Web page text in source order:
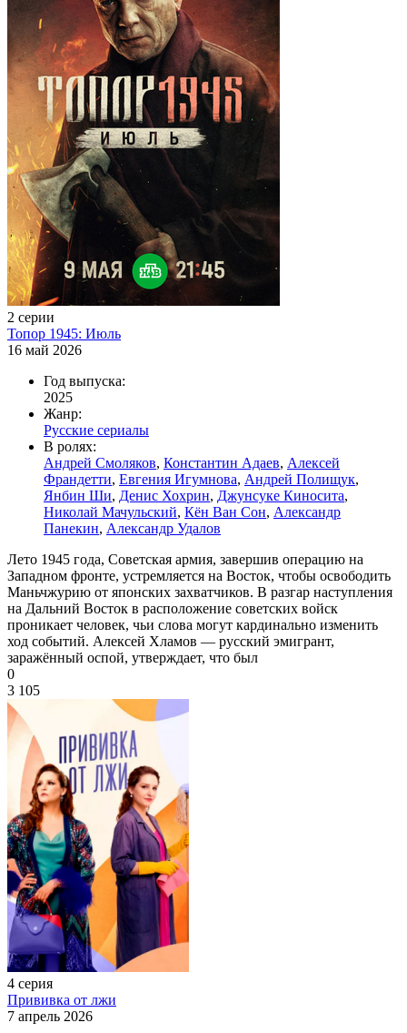
2 серии
Топор 1945: Июль
16 май 2026
Год выпуска:
2025
Жанр:
Русские сериалы
В ролях:
Андрей Смоляков, Константин Адаев, Алексей
Франдетти, Евгения Игумнова, Андрей Полищук,
Янбин Ши, Денис Хохрин, Джунсуке Киносита,
Николай Мачульский, Кён Ван Сон, Александр
Панекин, Александр Удалов
Лето 1945 года, Советская армия, завершив операцию на
Западном фронте, устремляется на Восток, чтобы освободить
Маньчжурию от японских захватчиков. В разгар наступления
на Дальний Восток в расположение советских войск
проникает человек, чьи слова могут кардинально изменить
ход событий. Алексей Хламов — русский эмигрант,
заражённый оспой, утверждает, что был
0
3 105
4 серия
Прививка от лжи
7 апрель 2026